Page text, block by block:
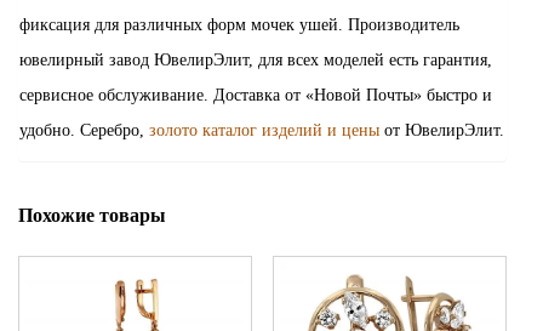
фиксация для различных форм мочек ушей. Производитель
ювелирный завод ЮвелирЭлит, для всех моделей есть гарантия,
сервисное обслуживание. Доставка от «Новой Почты» быстро и
удобно. Серебро, золото каталог изделий и цены от ЮвелирЭлит.
Похожие товары